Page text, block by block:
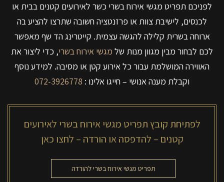
לפניכם תפריט מגשי אירוח בשרי כשר לאירועים קטנים בבית או
לכנסים, לישיבת צוות או פרזנטציה חשובה שתרצו להציע בה
ארוחה בשרית קלילה להגשה עצמית. קייטרינג הד שף מאפשר
לכם לבחור מבין מגוון מנות של מגשי אירוח בשרי, כדי ליצור את
האווירה המושלמת עבור כל אירוע קטן או מסיבה. למידע נוסף
וקבלת מענה אנושי – חייגו אלינו : 072-3926778
תפריט מגשי אירוח בשרי להורדה
לפתיחת קובץ תפריט מגשי אירוח בשרי לאירועים
קטנים – להדפסה או הורדה – לחצו כאן